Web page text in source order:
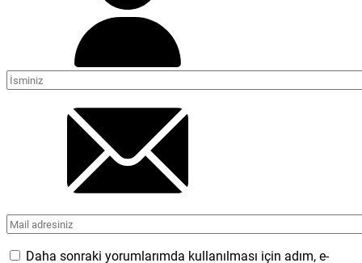
Daha sonraki yorumlarımda kullanılması için adım, e-